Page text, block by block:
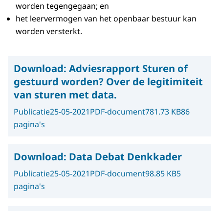
worden tegengegaan; en
het leervermogen van het openbaar bestuur kan
worden versterkt.
Download: Adviesrapport Sturen of
gestuurd worden? Over de legitimiteit
van sturen met data.
Publicatie25-05-2021PDF-document781.73 KB86
pagina's
Download: Data Debat Denkkader
Publicatie25-05-2021PDF-document98.85 KB5
pagina's